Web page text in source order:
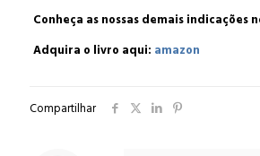
Conheça as nossas demais indicações
Adquira o livro aqui: amazon
Compartilhar